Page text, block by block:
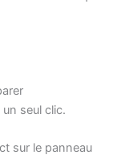
seul clic.
sur le panneau